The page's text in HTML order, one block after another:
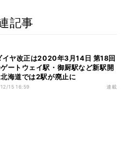
記事
イヤ改正は2020年3月14日 第18回
ートウェイ駅・御厨駅など新駅開
海道では2駅が廃止に
15 16:59 連載